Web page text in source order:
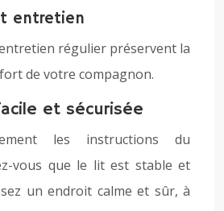
entretien
régulier préservent la
de votre compagnon.
et sécurisée
les instructions du
vous que le lit est stable et
un endroit calme et sûr, à